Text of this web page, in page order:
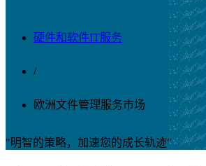
硬件和软件IT服务
/
欧洲文件管理服务市场
"明智的策略，加速您的成长轨迹"